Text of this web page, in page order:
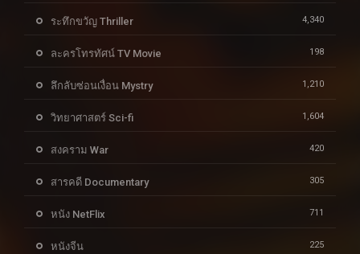
ระทึกขวัญ Thriller 4,340
ละครโทรทัศน์ TV Movie 198
ลึกลับซ่อนเงื่อน Mystry 1,210
วิทยาศาสตร์ Sci-fi 1,604
สงคราม War 420
สารคดี Documentary 305
หนัง NetFlix 711
หนังจีน 225